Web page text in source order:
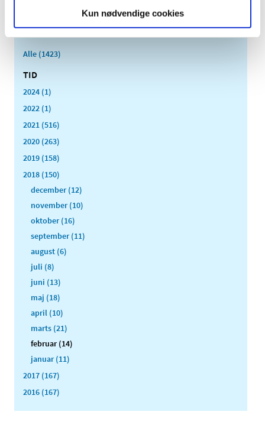
Kun nødvendige cookies
af markedsføringstilladelser om, at vi er positive over
Alle (1423)
TID
2024 (1)
2022 (1)
2021 (516)
2020 (263)
2019 (158)
2018 (150)
december (12)
november (10)
oktober (16)
september (11)
august (6)
juli (8)
juni (13)
maj (18)
april (10)
marts (21)
februar (14)
januar (11)
2017 (167)
2016 (167)